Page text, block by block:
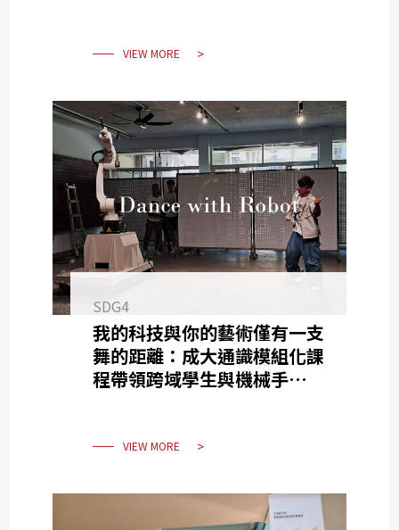
VIEW MORE
SDG4
我的科技與你的藝術僅有一支
舞的距離：成大通識模組化課
程帶領跨域學生與機械手臂共
VIEW MORE